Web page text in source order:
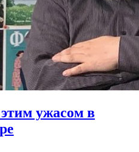
ужасом в